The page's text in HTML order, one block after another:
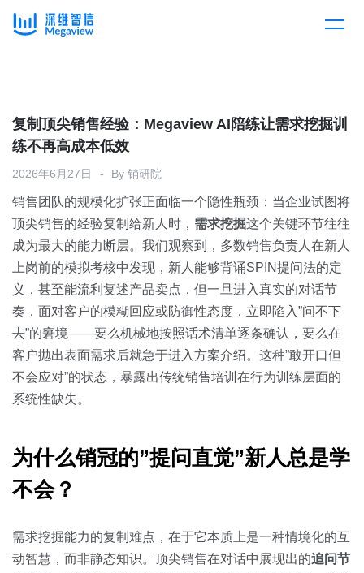
产品总览
产品集成
下载客户端
解决方案
按行业
消费医疗
教育
汽车
房地产
按角色
销售管理
客户案例
开放平台
定价
资源中心
资源中心
全部
白皮书
销售会话智能
关于我们
复制顶尖销售经验：Megaview AI陪练让需求挖掘训
练不再高成本低效
2026年6月27日 By 销研院
销售团队的规模化扩张正面临一个隐性瓶颈：当企业试图将
顶尖销售的经验复制给新人时， 需求挖掘这个关键环节往往
成为最大的能力断层。我们观察到，多数销售负责人在新人
上岗前的模拟考核中发现，新人能够背诵SPIN提问法的定
义，甚至能流利复述产品卖点，但一旦进入真实的对话节
奏，面对客户的模糊回应或防御性态度，立即陷入”问不下
去”的窘境——要么机械地按照话术清单逐条确认，要么在
客户抛出表面需求后就急于进入方案介绍。这种”敢开口但
不会应对”的状态，暴露出传统销售培训在行为训练层面的
系统性缺失。
为什么销冠的”提问直觉”新人总是学
不会？
需求挖掘能力的复制难点，在于它本质上是一种情境化的互
动智慧，而非静态知识。顶尖销售在对话中展现出的追问节